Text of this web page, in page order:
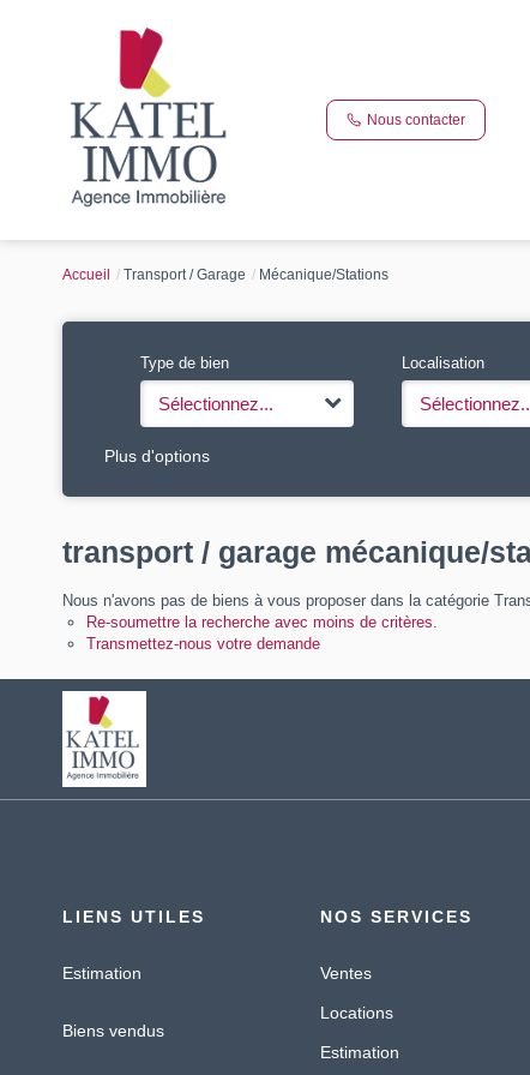
Nous contacter
Accueil Transport / Garage Mécanique/Stations
Type de bien
Sélectionnez...
Localisation
Plus d'options
transport / garage mécanique/
Nous n'avons pas de biens à vous proposer dans la catégorie
Re-soumettre la recherche avec moins de critères.
Transmettez-nous votre demande
LIENS UTILES
Estimation
Biens vendus
NOS SERVICES
Ventes
Locations
Estimation